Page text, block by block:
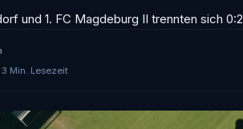
und 1. FC Magdeburg II trennten sich
Min. Lesezeit